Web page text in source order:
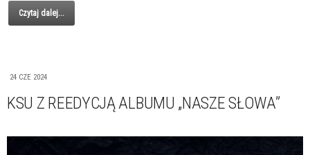
Czytaj dalej...
24 CZE 2024
KSU Z REEDYCJĄ ALBUMU „NASZE SŁOWA”